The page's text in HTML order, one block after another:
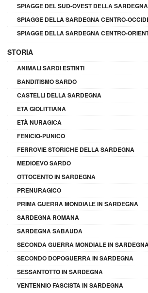
SPIAGGE DEL SUD-OVEST DELLA SARDEGNA
SPIAGGE DELLA SARDEGNA CENTRO-
SPIAGGE DELLA SARDEGNA CENTRO-
STORIA
ANIMALI SARDI ESTINTI
BANDITISMO SARDO
CASTELLI DELLA SARDEGNA
ETÀ GIOLITTIANA
ETÀ NURAGICA
FENICIO-PUNICO
FERROVIE STORICHE DELLA SARDEGNA
MEDIOEVO SARDO
OTTOCENTO IN SARDEGNA
PRENURAGICO
PRIMA GUERRA MONDIALE IN SARDEGNA
SARDEGNA ROMANA
SARDEGNA SABAUDA
SECONDA GUERRA MONDIALE IN
SECONDO DOPOGUERRA IN SARDEGNA
SESSANTOTTO IN SARDEGNA
VENTENNIO FASCISTA IN SARDEGNA